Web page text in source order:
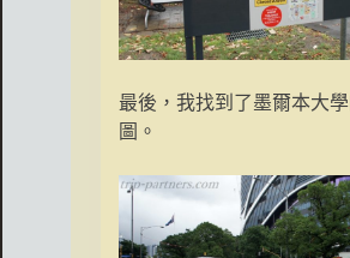
最後，我找到了墨爾本大
圖。